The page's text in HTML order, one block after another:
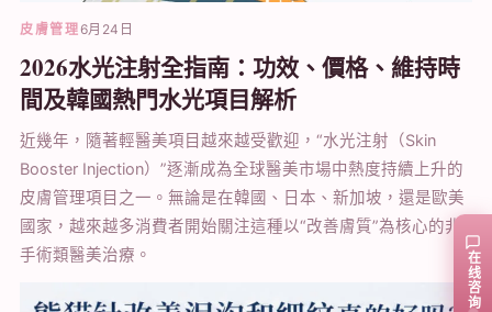
皮膚管理6月24日
2026水光注射全指南：功效、價格、維持時
間及韓國熱門水光項目解析
近幾年，隨著輕醫美項目越來越受歡迎，“水光注射（Skin
Booster Injection）”逐漸成為全球醫美市場中熱度持續上升的
皮膚管理項目之一。無論是在韓國、日本、新加坡，還是歐美
國家，越來越多消費者開始關注這種以“改善膚質”為核心的非
手術類醫美治療。
在线咨询